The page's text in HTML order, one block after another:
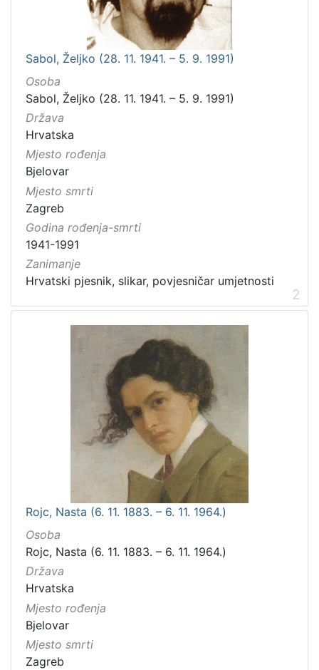
Sabol, Željko (28. 11. 1941. – 5. 9. 1991)
Osoba
Sabol, Željko (28. 11. 1941. – 5. 9. 1991)
Država
Hrvatska
Mjesto rođenja
Bjelovar
Mjesto smrti
Zagreb
Godina rođenja-smrti
1941-1991
Zanimanje
Hrvatski pjesnik, slikar, povjesničar umjetnosti
2
Rojc, Nasta (6. 11. 1883. – 6. 11. 1964.)
Osoba
Rojc, Nasta (6. 11. 1883. – 6. 11. 1964.)
Država
Hrvatska
Mjesto rođenja
Bjelovar
Mjesto smrti
Zagreb